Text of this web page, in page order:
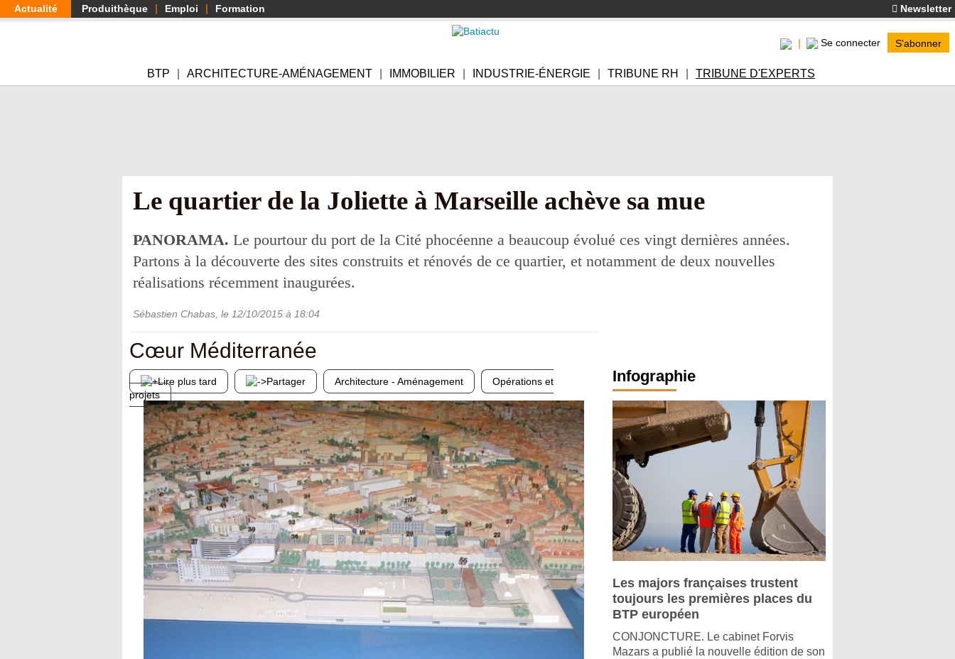
Aller
au
Actualité Produithèque Emploi Formation Newsletter
Se connecter S'abonner
BTP ARCHITECTURE-AMÉNAGEMENT IMMOBILIER INDUSTRIE-ÉNERGIE TRIBUNE RH TRIBUNE D'EXPERTS
Le quartier de la Joliette à Marseille achève sa mue
PANORAMA. Le pourtour du port de la Cité phocéenne a beaucoup évolué ces vingt dernières années.
Partons à la découverte des sites construits et rénovés de ce quartier, et notamment de deux nouvelles
réalisations récemment inaugurées.
Sébastien Chabas , le 12/10/2015 à 18:04
Cœur Méditerranée
Lire plus tard Partager Architecture - Aménagement
Opérations et
projets
Infographie
Les majors françaises trustent
toujours les premières places du
BTP européen
CONJONCTURE. Le cabinet Forvis
Mazars a publié la nouvelle édition de son